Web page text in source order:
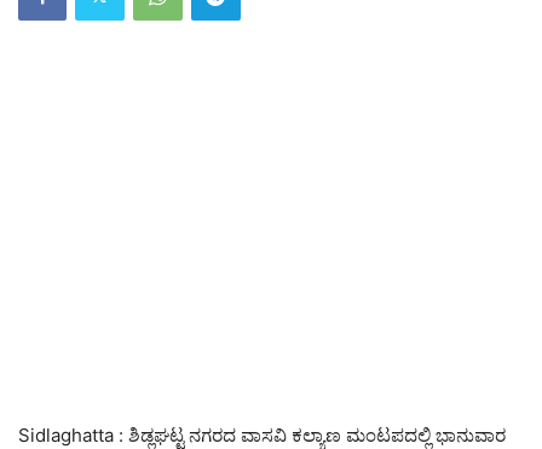
Sidlaghatta : ಶಿಡ್ಲಘಟ್ಟ ನಗರದ ವಾಸವಿ ಕಲ್ಯಾಣ ಮಂಟಪದಲ್ಲಿ ಭಾನುವಾರ